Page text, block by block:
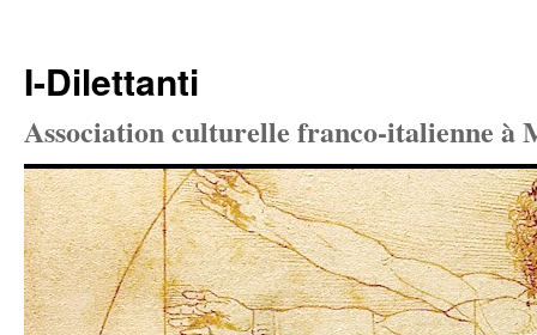
I-Dilettanti
Association culturelle franco-italienne à